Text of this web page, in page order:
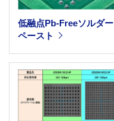
低融点Pb-Freeソルダー
ペースト